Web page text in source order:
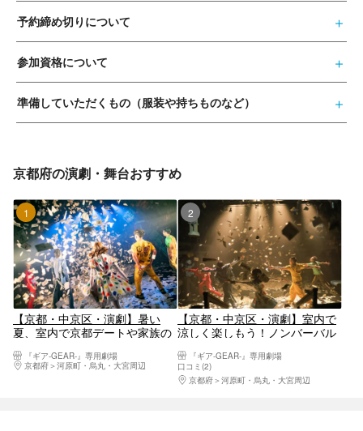
予約締め切りについて
参加資格について
準備していただくもの（服装や持ちものなど）
京都府の演劇・舞台おすすめ
1位
【京都・中京区・演劇】暑い
夏、室内で京都デートや家族の
シアター『ギア-GEAR-』（期間
限定学割あり）
『ギア-GEAR-』専用劇場
京都府
河原町・烏丸・大宮周辺
2位
【京都・中京区・演劇】室内で
涼しく楽しもう！ノンバーバル
常体験を
『ギア-GEAR-』専用劇場
口コミ(2)
京都府
河原町・烏丸・大宮周辺